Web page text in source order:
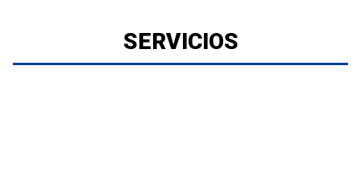
SERVICIOS